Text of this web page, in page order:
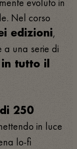
Nel corso
edizioni,
a una serie di
tutto il
250
in luce
lo-fi